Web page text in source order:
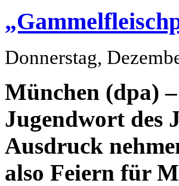
Donnerstag,
München (dpa)
Jugendwort des
Ausdruck
also Feiern für